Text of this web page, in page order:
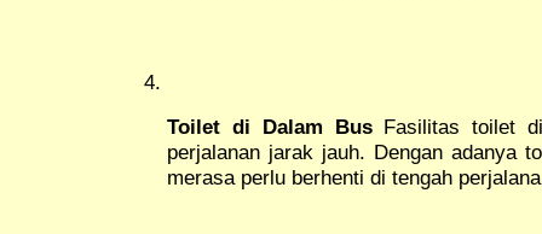
Toilet di Dalam BusFasilitas toilet
perjalanan jarak jauh. Dengan adanya
merasa perlu berhenti di tengah